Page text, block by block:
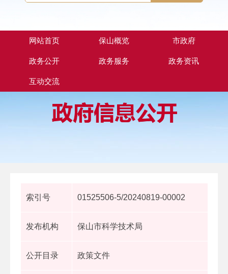
网站首页 保山概览 市政府
政务公开 政务服务 政务资讯
互动交流
索引号 01525506-5/20240819-00002
发布机构 保山市科学技术局
公开目录 政策文件